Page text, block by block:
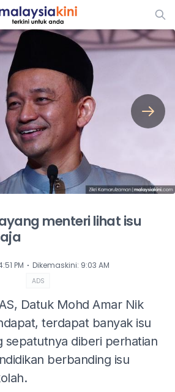
ADS
menteri lihat isu
PM ⋅ Dikemaskini: 9:03 AM
ADS
Datuk Mohd Amar Nik
terdapat banyak isu
sepatutnya diberi perhatian
berbanding isu